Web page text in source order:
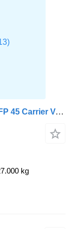
Schmitz Cargobull SKO Double Deck FP 45 Carrier Vector 1550 h2.7m
kg